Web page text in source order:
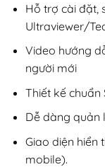
Hỗ trợ cài đặt,
Ultraviewer/
Video hướng
người mới
Thiết kế chuẩn
Dễ dàng quản
Giao diện hiển
mobile).